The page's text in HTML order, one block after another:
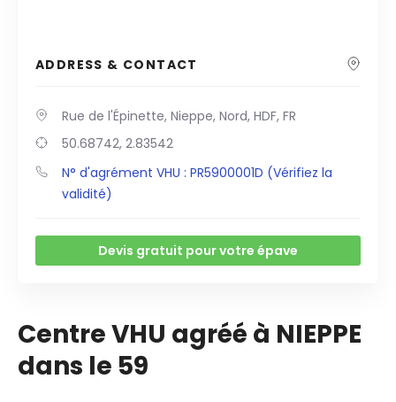
ADDRESS & CONTACT
Rue de l'Épinette, Nieppe, Nord, HDF, FR
50.68742, 2.83542
N° d'agrément VHU : PR5900001D (Vérifiez la
validité)
Devis gratuit pour votre épave
Centre VHU agréé à NIEPPE
dans le 59